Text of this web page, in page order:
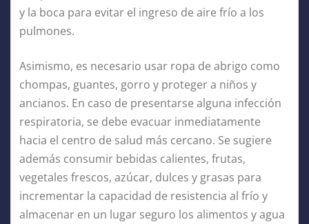
y la boca para evitar el ingreso de aire frío a los
pulmones.
Asimismo, es necesario usar ropa de abrigo como
chompas, guantes, gorro y proteger a niños y
ancianos. En caso de presentarse alguna infección
respiratoria, se debe evacuar inmediatamente
hacia el centro de salud más cercano. Se sugiere
además consumir bebidas calientes, frutas,
vegetales frescos, azúcar, dulces y grasas para
incrementar la capacidad de resistencia al frío y
almacenar en un lugar seguro los alimentos y agua